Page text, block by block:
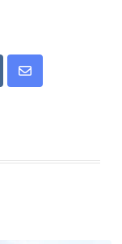
Share